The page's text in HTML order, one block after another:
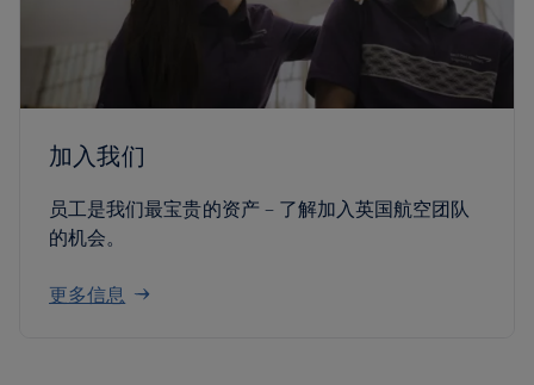
加入我们
员工是我们最宝贵的资产 – 了解加入英国航空团队
的机会。
更多信息